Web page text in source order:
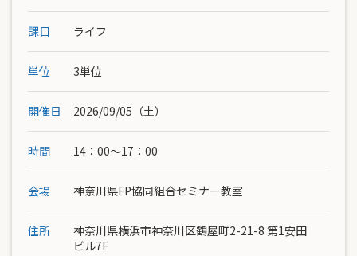
課目 ライフ
単位 3単位
開催日 2026/09/05（土）
時間 14：00〜17：00
会場 神奈川県FP協同組合セミナー教室
住所
神奈川県横浜市神奈川区鶴屋町2-21-8 第1安田
ビル7F